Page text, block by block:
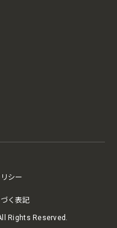
シー
く表記
Rights Reserved.